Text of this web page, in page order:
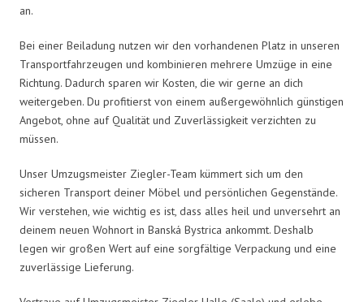
an.
Bei einer Beiladung nutzen wir den vorhandenen Platz in unseren
Transportfahrzeugen und kombinieren mehrere Umzüge in eine
Richtung. Dadurch sparen wir Kosten, die wir gerne an dich
weitergeben. Du profitierst von einem außergewöhnlich günstigen
Angebot, ohne auf Qualität und Zuverlässigkeit verzichten zu
müssen.
Unser Umzugsmeister Ziegler-Team kümmert sich um den
sicheren Transport deiner Möbel und persönlichen Gegenstände.
Wir verstehen, wie wichtig es ist, dass alles heil und unversehrt an
deinem neuen Wohnort in Banská Bystrica ankommt. Deshalb
legen wir großen Wert auf eine sorgfältige Verpackung und eine
zuverlässige Lieferung.